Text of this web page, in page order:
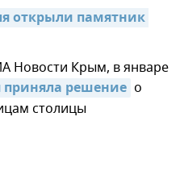
открыли памятник
Новости Крым, в январе
приняла решение о
столицы